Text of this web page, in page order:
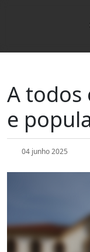
A todos
e
04 junho 2025